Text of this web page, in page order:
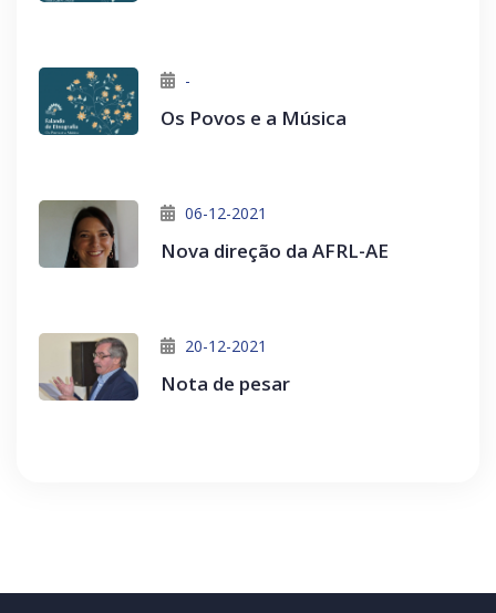
-
Os Povos e a Música
06-12-2021
Nova direção da AFRL-AE
20-12-2021
Nota de pesar